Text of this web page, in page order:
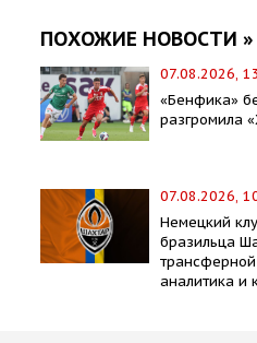
ПОХОЖИЕ НОВОСТИ »
07.08.2026,
«Бенфика»
разгромила
07.08.2026,
Немецкий
бразильца
аналитика и